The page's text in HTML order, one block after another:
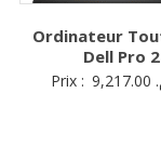
Ordinateur
Dell Pro
Prix :